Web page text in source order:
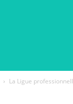
La Ligue